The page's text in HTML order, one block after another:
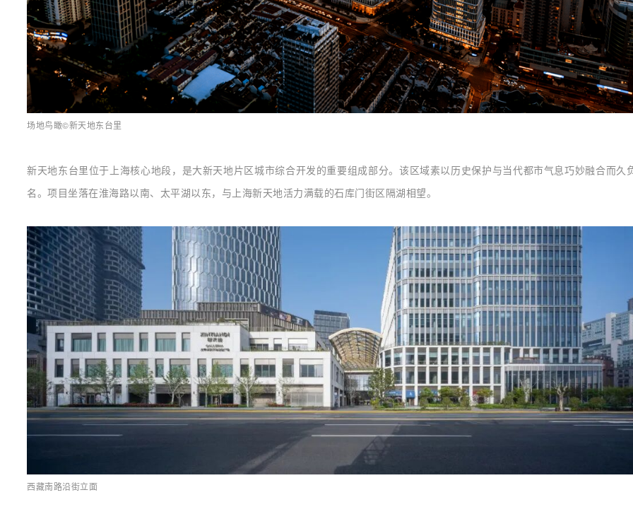
场地鸟瞰©新天地东台里
新天地东台里位于上海核心地段，是大新天地片区城市综合开发的重要组成部分。该区域素以历史保护与当代都市气息巧妙融合而久
名。项目坐落在淮海路以南、太平湖以东，与上海新天地活力满载的石库门街区隔湖相望。
西藏南路沿街立面